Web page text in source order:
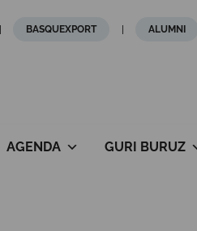
BASQUEXPORT ALUMNI
AGENDA GURI BURUZ